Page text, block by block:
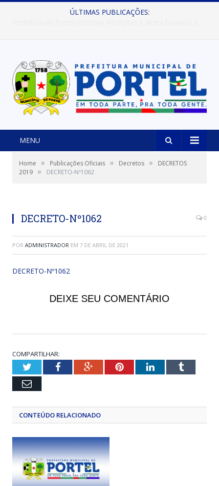
ÚLTIMAS PUBLICAÇÕES:
MENU
Home » Publicações Oficiais » Decretos »
DECRETOS
2019 » DECRETO-Nº1062
DECRETO-Nº1062 0
POR ADMINISTRADOR EM 7 DE ABRIL DE 2021
DECRETO-Nº1062
DEIXE SEU COMENTÁRIO
COMPARTILHAR:
TwitterFacebookGoogle+PinterestLinkedInTumblr
Email
CONTEÚDO RELACIONADO